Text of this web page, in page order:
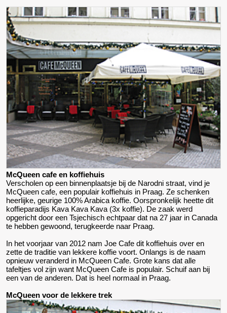
McQueen cafe en koffiehuis
Verscholen op een binnenplaatsje bij de Narodni straat, vind je
McQueen cafe, een populair koffiehuis in Praag. Ze schenken
heerlijke, geurige 100% Arabica koffie. Oorspronkelijk heette dit
koffieparadijs Kava Kava Kava (3x koffie). De zaak werd
opgericht door een Tsjechisch echtpaar dat na 27 jaar in Canada
te hebben gewoond, terugkeerde naar Praag.
In het voorjaar van 2012 nam Joe Cafe dit koffiehuis over en
zette de traditie van lekkere koffie voort. Onlangs is de naam
opnieuw veranderd in McQueen Cafe. Grote kans dat alle
tafeltjes vol zijn want McQueen Cafe is populair. Schuif aan bij
een van de anderen. Dat is heel normaal in Praag.
McQueen voor de lekkere trek